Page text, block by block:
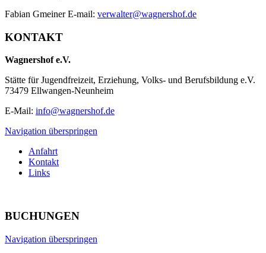
Fabian Gmeiner E-mail: verwalter@wagnershof.de
KONTAKT
Wagnershof e.V.
Stätte für Jugendfreizeit, Erziehung, Volks- und Berufsbildung e.V.
73479 Ellwangen-Neunheim
E-Mail: info@wagnershof.de
Navigation überspringen
Anfahrt
Kontakt
Links
BUCHUNGEN
Navigation überspringen